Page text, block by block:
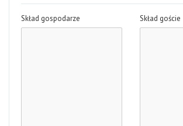
Skład gospodarze Skład goście